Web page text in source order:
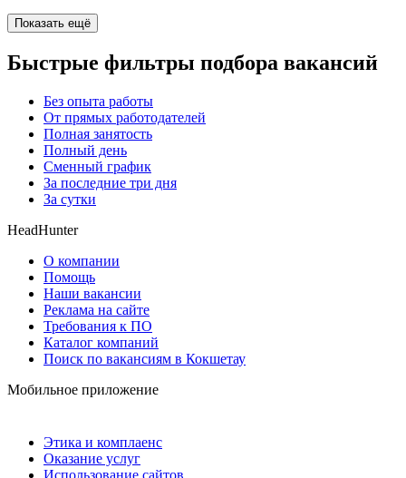
Показать ещё
Быстрые фильтры подбора вакансий
Без опыта работы
От прямых работодателей
Полная занятость
Полный день
Сменный график
За последние три дня
За сутки
HeadHunter
О компании
Помощь
Наши вакансии
Реклама на сайте
Требования к ПО
Каталог компаний
Поиск по вакансиям в Кокшетау
Мобильное приложение
Этика и комплаенс
Оказание услуг
Использование сайтов